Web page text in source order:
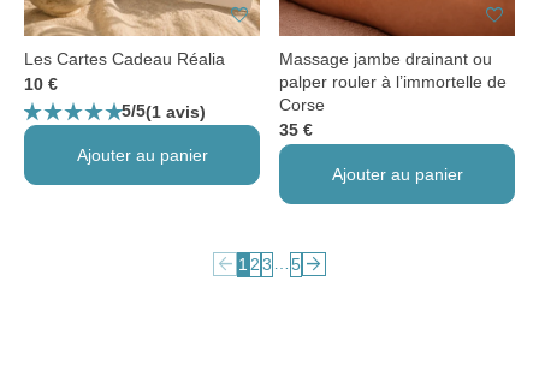
favorite
Les Cartes Cadeau Réalia
10 €
star_ratestar_ratestar_ratestar_ratestar_rate5/5(1 avis)
Ajouter au panier
favorite
Massage jambe drainant ou
palper rouler à l’immortelle de
Corse
35 €
Ajouter au panier
arrow_back 1 23 5 arrow_forward